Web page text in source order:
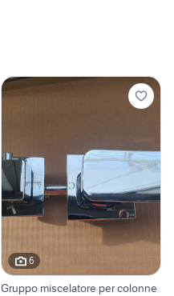
6
Gruppo miscelatore per colonne